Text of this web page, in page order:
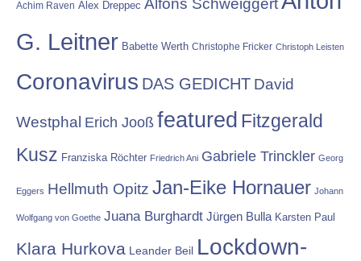
Achim Raven Alex Dreppec
G. Leitner Babette Werth Christophe Fricker Christoph Leisten
Coronavirus DAS GEDICHT David
Westphal Erich Jooß featured Fitzgerald
Kusz Franziska Röchter Friedrich Ani Gabriele Trinckler Georg
Eggers Hellmuth Opitz Jan-Eike Hornauer Johann
Wolfgang von Goethe Juana Burghardt Jürgen Bulla Karsten Paul
Klara Hurkova Leander Beil Lockdown-